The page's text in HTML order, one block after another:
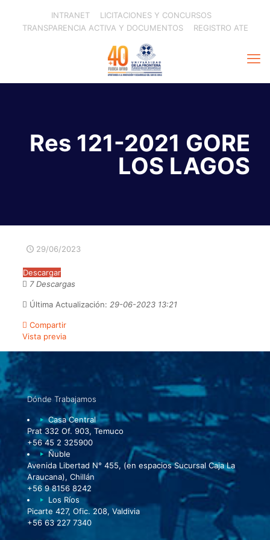
INTRANET
LICITACIONES Y CONCURSOS
TRANSPARENCIA ACTIVA Y DOCUMENTOS
REGISTRO ATE
Res 121-2021 GORE
LOS LAGOS
29/06/2023
Descargar
7 Descargas
Última Actualización: 29-06-2023 13:21
Compartir
Vista previa
Dónde Trabajamos
Casa Central
Prat 332 Of. 903, Temuco
+56 45 2 325900
Ñuble
Avenida Libertad N° 455, (en espacios Sucursal Caja La
Araucana), Chillán
+56 9 8156 8242
Los Ríos
Picarte 427, Ofic. 208, Valdivia
+56 63 227 7340